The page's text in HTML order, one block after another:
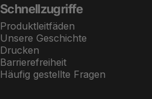
Schnellzugriffe
Produktleitfäden
Unsere Geschichte
Drucken
Barrierefreiheit
Häufig gestellte Fragen